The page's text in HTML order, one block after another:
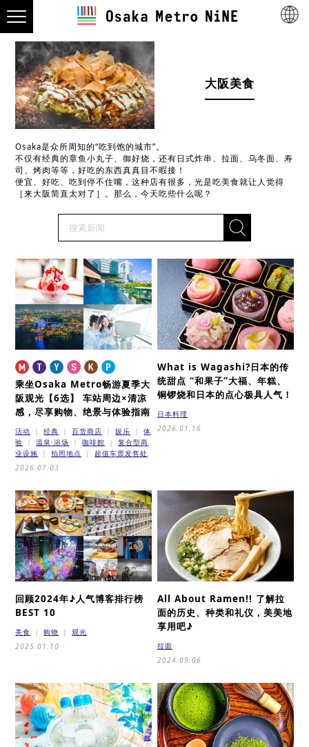
大阪美食
Osaka是众所周知的“吃到饱的城市”。
不仅有经典的章鱼小丸子、御好烧，还有日式炸串、拉面、乌冬面、寿
司、烤肉等等，好吃的东西真真目不暇接！
便宜、好吃、吃到停不住嘴，这种店有很多，光是吃美食就让人觉得
［来大阪简直太对了］。那么，今天吃些什么呢？
乘坐Osaka Metro畅游夏季大
阪观光【6选】
车站周边×清凉
感，尽享购物、绝景与体验指南
活动 经典 百货商店 娱乐
体
验
温泉·浴场 咖啡館
复合型商
业设施
拍照地点
超值车票发售处
2026.07.03
What is Wagashi?日本的传
统甜点 “和果子”大福、年糕、
铜锣烧和日本的点心极具人气！
日本料理
2026.01.16
回顾2024年♪人气博客排行榜
BEST 10
美食 购物
观光
2025.01.10
All About Ramen!! 了解拉
面的历史、种类和礼仪，美美地
享用吧♪
拉面
2024.09.06